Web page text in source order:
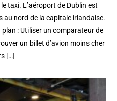
taxi. L’aéroport de Dublin est
au nord de la capitale irlandaise.
: Utiliser un comparateur de
un billet d’avion moins cher
[…]